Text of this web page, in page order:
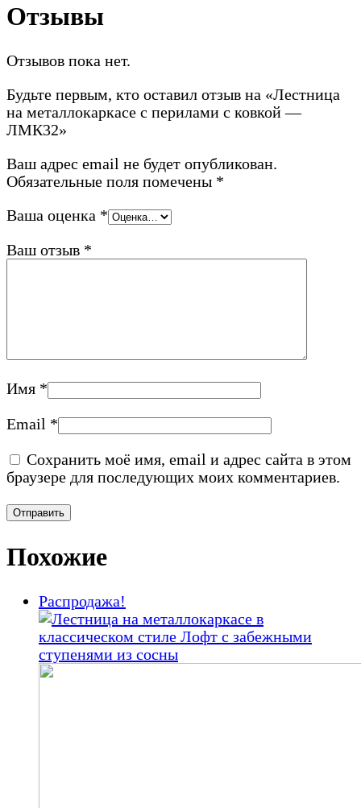
Отзывы
Отзывов пока нет.
Будьте первым, кто оставил отзыв на «Лестница
на металлокаркасе с перилами с ковкой —
ЛМК32»
Ваш адрес email не будет опубликован.
Обязательные поля помечены *
Ваша оценка *
Ваш отзыв *
Имя *
Email *
Сохранить моё имя, email и адрес сайта в этом
браузере для последующих моих комментариев.
Похожие
Распродажа!